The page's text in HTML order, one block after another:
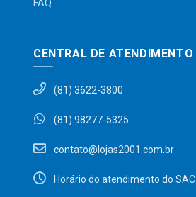
FAQ
CENTRAL DE ATENDIMENTO
(81) 3622-3800
(81) 98277-5325
contato@lojas2001.com.br
Horário do atendimento do SAC